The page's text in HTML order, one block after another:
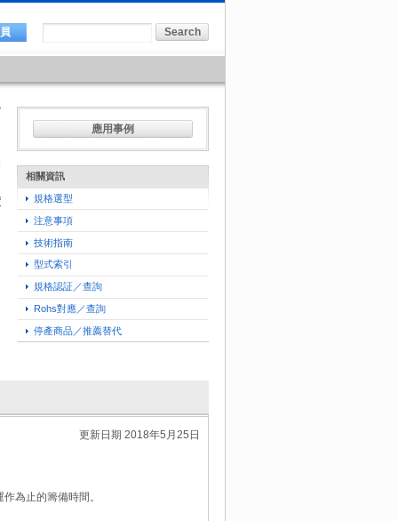
應用事例
相關資訊
規格選型
注意事項
技術指南
型式索引
規格認証／查詢
Rohs對應／查詢
停產商品／推薦替代
更新日期 2018年5月25日
為止的籌備時間。